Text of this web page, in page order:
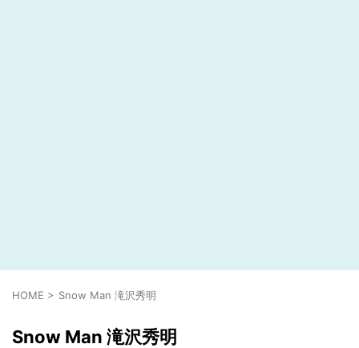
HOME > Snow Man 滝沢秀明
Snow Man 滝沢秀明